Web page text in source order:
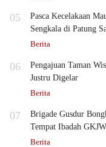
05
Pasca Kecelakaan
Sengkala di Patung
Berita
06
Pengajuan Taman
Justru Digelar
Berita
07
Brigade Gusdur
Tempat Ibadah
Berita